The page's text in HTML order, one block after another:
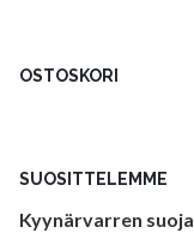
OSTOSKORI
SUOSITTELEMME
Kyynärvarren suoja